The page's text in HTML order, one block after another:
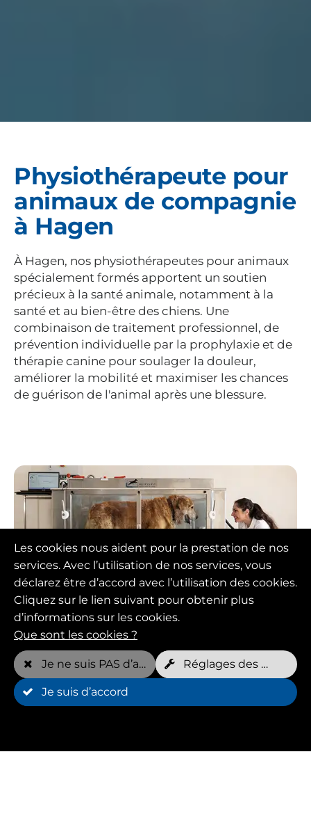
Physiothérapeute pour
animaux de compagnie
à Hagen
À Hagen, nos physiothérapeutes pour animaux
spécialement formés apportent un soutien
précieux à la santé animale, notamment à la
santé et au bien-être des chiens. Une
combinaison de traitement professionnel, de
prévention individuelle par la prophylaxie et de
thérapie canine pour soulager la douleur,
améliorer la mobilité et maximiser les chances
de guérison de l'animal après une blessure.
Physio pour animaux
seulement une connaissance approfondie de
l'anatomie et de la physiologie de l'animal, mais
il connaît également les meilleurs moyens de
soulager la douleur et d'améliorer la mobilité.
Les cookies nous aident pour la prestation de nos
services. Avec l’utilisation de nos services, vous
déclarez être d’accord avec l’utilisation des cookies.
Cliquez sur le lien suivant pour obtenir plus
d’informations sur les cookies.
Que sont les cookies ?
Je ne suis PAS d’accord Réglages des cookies
Je suis d’accord